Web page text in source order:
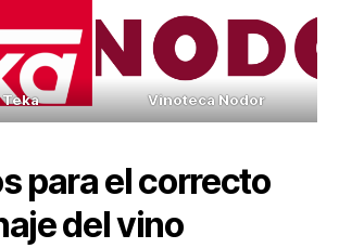
Vinoteca Nodor
para el correcto
del vino